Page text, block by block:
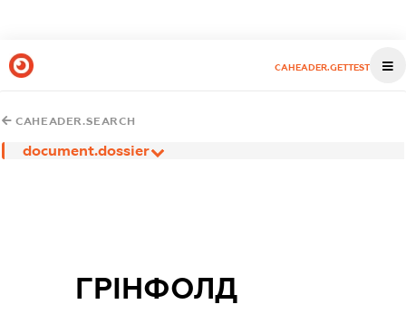
CAHEADER.GETTEST
CAHEADER.SEARCH
document.dossier
ГРІНФОЛД